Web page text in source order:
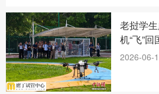
老挝学
机“飞”回
2026-06-